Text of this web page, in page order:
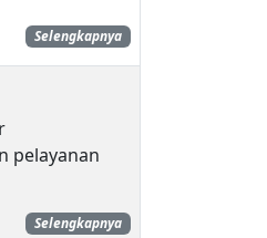
Selengkapnya
pelayanan
Selengkapnya